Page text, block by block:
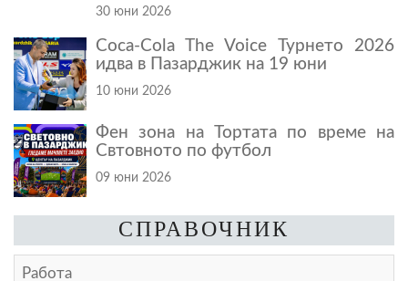
30 юни 2026
Coca-Cola The Voice Турнето 2026
идва в Пазарджик на 19 юни
10 юни 2026
Фен зона на Тортата по време на
Свтовното по футбол
09 юни 2026
СПРАВОЧНИК
Работа